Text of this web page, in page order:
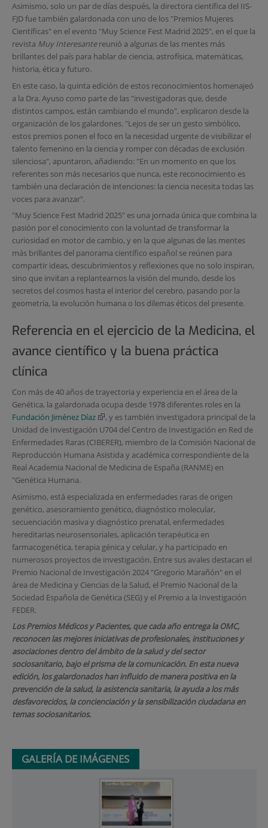
Asimismo, solo un par de días después, la directora científica del IIS-
FJD fue también galardonada con uno de los "Premios Mujeres
Científicas" en el evento "Muy Science Fest Madrid 2025", en el que la
revista Muy Interesantereunió a algunas de las mentes más
brillantes del país para hablar de ciencia, astrofísica, matemáticas,
historia, ética y futuro.
En este caso, la quinta edición de estos reconocimientos homenajeó
a la Dra. Ayuso como parte de las "investigadoras que, desde
distintos campos, están cambiando el mundo", explicaron desde la
organización de los galardones. "Lejos de ser un gesto simbólico,
estos premios ponen el foco en la necesidad urgente de visibilizar el
talento femenino en la ciencia y romper con décadas de exclusión
silenciosa", apuntaron, añadiendo: "En un momento en que los
referentes son más necesarios que nunca, este reconocimiento es
también una declaración de intenciones: la ciencia necesita todas las
voces para avanzar".
"Muy Science Fest Madrid 2025" es una jornada única que combina la
pasión por el conocimiento con la voluntad de transformar la
curiosidad en motor de cambio, y en la que algunas de las mentes
más brillantes del panorama científico español se reúnen para
compartir ideas, descubrimientos y reflexiones que no solo inspiran,
sino que invitan a replantearnos la visión del mundo, desde los
secretos del cosmos hasta el interior del cerebro, pasando por la
geometría, la evolución humana o los dilemas éticos del presente.
Referencia en el ejercicio de la Medicina, el
avance científico y la buena práctica
clínica
Con más de 40 años de trayectoria y experiencia en el área de la
Genética, la galardonada ocupa desde 1978 diferentes roles en la
Fundación Jiménez Díaz
, y es también investigadora principal de la
Unidad de Investigación U704 del Centro de Investigación en Red de
Enfermedades Raras (CIBERER), miembro de la Comisión Nacional de
Reproducción Humana Asistida y académica correspondiente de la
Real Academia Nacional de Medicina de España (RANME) en
"Genética Humana.
Asimismo, está especializada en enfermedades raras de origen
genético, asesoramiento genético, diagnóstico molecular,
secuenciación masiva y diagnóstico prenatal, enfermedades
hereditarias neurosensoriales, aplicación terapéutica en
farmacogenética, terapia génica y celular, y ha participado en
numerosos proyectos de investigación. Entre sus avales destacan el
Premio Nacional de Investigación 2024 "Gregorio Marañón" en el
área de Medicina y Ciencias de la Salud, el Premio Nacional de la
Sociedad Española de Genética (SEG) y el Premio a la Investigación
FEDER.
Los Premios Médicos y Pacientes, que cada año entrega la OMC,
reconocen las mejores iniciativas de profesionales, instituciones y
asociaciones dentro del ámbito de la salud y del sector
sociosanitario, bajo el prisma de la comunicación. En esta nueva
edición, los galardonados han influido de manera positiva en la
prevención de la salud, la asistencia sanitaria, la ayuda a los más
desfavorecidos, la concienciación y la sensibilización ciudadana en
temas sociosanitarios.
GALERÍA DE IMÁGENES